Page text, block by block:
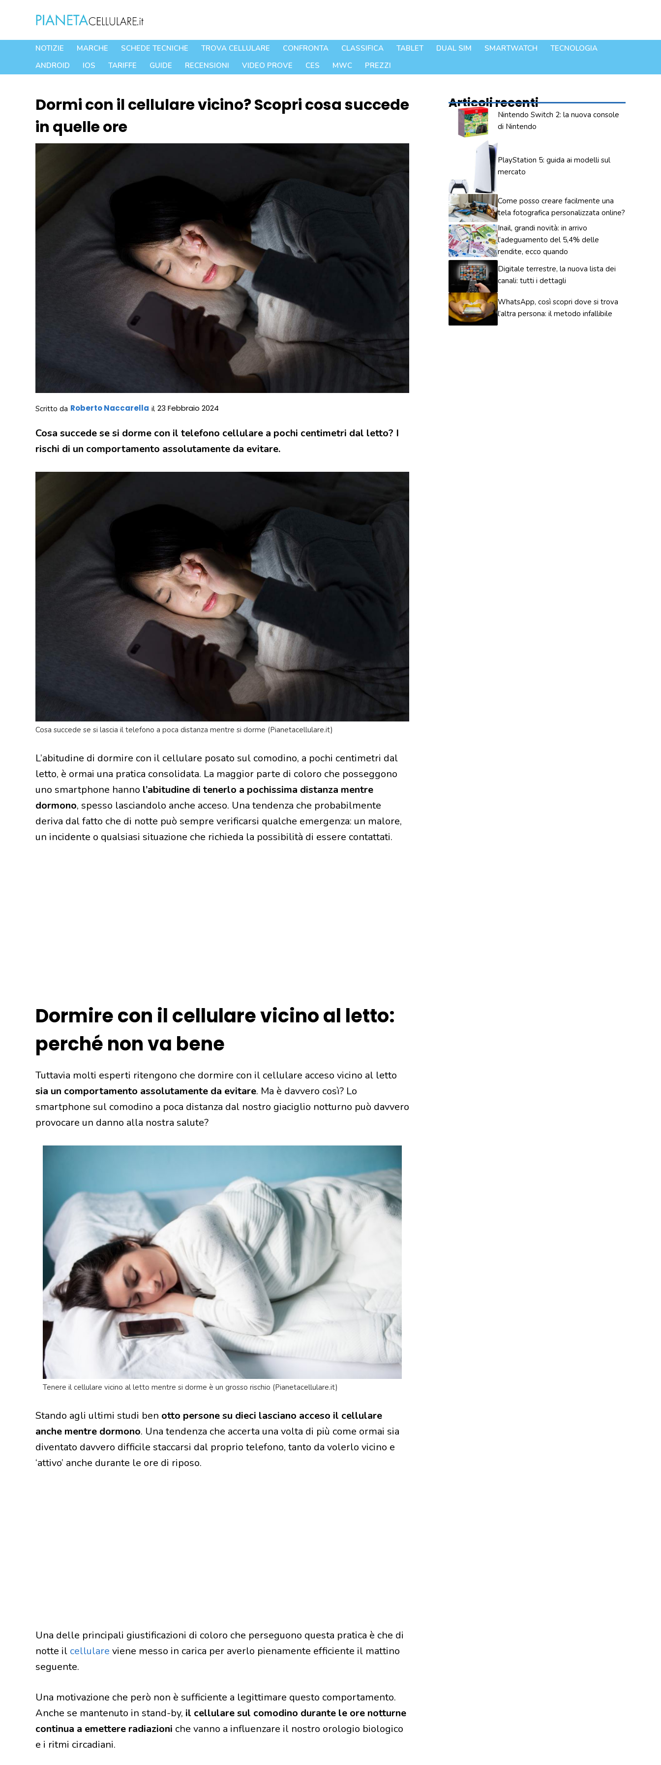
contenuto
NOTIZIE MARCHE SCHEDE TECNICHE TROVA CELLULARE CONFRONTA CLASSIFICA TABLET DUAL SIM SMARTWATCH
TECNOLOGIA
ANDROID
IOS TARIFFE GUIDE RECENSIONI VIDEO PROVE CES MWC PREZZI
Dormi con il cellulare vicino? Scopri cosa succede
in quelle ore
Scritto da Roberto Naccarella il 23 Febbraio 2024
Cosa succede se si dorme con il telefono cellulare a pochi centimetri dal letto? I
rischi di un comportamento assolutamente da evitare.
Cosa succede se si lascia il telefono a poca distanza mentre si dorme (Pianetacellulare.it)
L’abitudine di dormire con il cellulare posato sul comodino, a pochi centimetri dal
letto, è ormai una pratica consolidata. La maggior parte di coloro che posseggono
uno smartphone hanno l’abitudine di tenerlo a pochissima distanza mentre
dormono, spesso lasciandolo anche acceso. Una tendenza che probabilmente
deriva dal fatto che di notte può sempre verificarsi qualche emergenza: un malore,
un incidente o qualsiasi situazione che richieda la possibilità di essere contattati.
Dormire con il cellulare vicino al letto:
perché non va bene
Tuttavia molti esperti ritengono che dormire con il cellulare acceso vicino al letto
sia un comportamento assolutamente da evitare. Ma è davvero così? Lo
smartphone sul comodino a poca distanza dal nostro giaciglio notturno può davvero
provocare un danno alla nostra salute?
Tenere il cellulare vicino al letto mentre si dorme è un grosso rischio (Pianetacellulare.it)
Stando agli ultimi studi ben otto persone su dieci lasciano acceso il cellulare
anche mentre dormono. Una tendenza che accerta una volta di più come ormai sia
diventato davvero difficile staccarsi dal proprio telefono, tanto da volerlo vicino e
‘attivo’ anche durante le ore di riposo.
Una delle principali giustificazioni di coloro che perseguono questa pratica è che di
notte il cellulare viene messo in carica per averlo pienamente efficiente il mattino
seguente.
Una motivazione che però non è sufficiente a legittimare questo comportamento.
Anche se mantenuto in stand-by, il cellulare sul comodino durante le ore notturne
continua a emettere radiazioni che vanno a influenzare il nostro orologio biologico
e i ritmi circadiani.
Articoli recenti
Nintendo Switch 2: la nuova console
di Nintendo
PlayStation 5: guida ai modelli sul
mercato
Come posso creare facilmente una
tela fotografica personalizzata online?
Inail, grandi novità: in arrivo
l’adeguamento del 5,4% delle
rendite, ecco quando
Digitale terrestre, la nuova lista dei
canali: tutti i dettagli
WhatsApp, così scopri dove si trova
l’altra persona: il metodo infallibile